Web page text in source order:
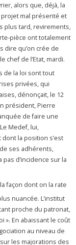
alors que, déjà, la
mal présenté et
plus tard, revirements,
pièce ont totalement
dire qu’on crée de
chef de l’Etat, mardi.
de la loi sont tout
privées, qui
dénonçait, le 12
président, Pierre
de faire une
Medef, lui,
la position s’est
ses adhérents,
d’incidence sur la
façon dont on la rate
nuancée. L’institut
proche du patronat,
». En abaissant le coût
au niveau de
les majorations des